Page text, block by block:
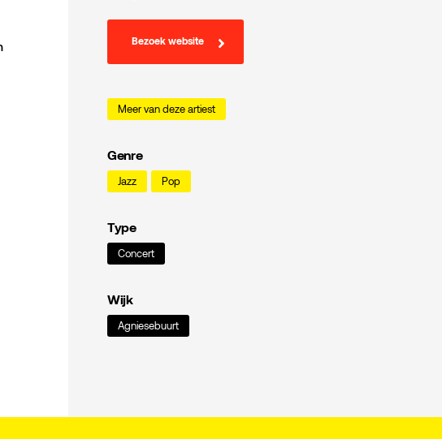
Bezoek website
Meer van deze artiest
Genre
Jazz Pop
Type
Concert
Wijk
Agniesebuurt